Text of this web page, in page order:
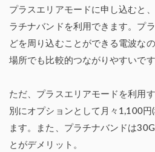
プラスエリアモードに申し込むと
ラチナバンドを利用できます。プ
どを周り込むことができる電波な
場所でも比較的つながりやすいです
ただ、プラスエリアモードを利用
別にオプションとして月々1,100円
ます。また、プラチナバンドは
とがデメリット。